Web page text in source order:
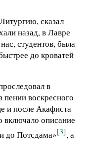
сказал
назад, в Лавре
студентов, была
до кроватей
в
пении воскресного
и после Акафиста
включало описание
до Потсдама»[3], а